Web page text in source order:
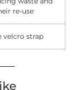
re-use
velcro strap